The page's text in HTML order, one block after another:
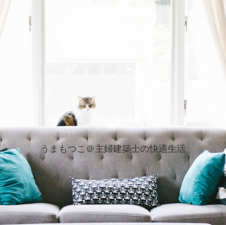
うまもつこ＠主婦建築士の快適生活